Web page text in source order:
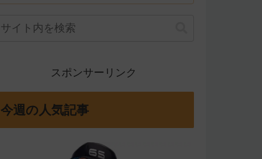
スポンサーリンク
今週の人気記事